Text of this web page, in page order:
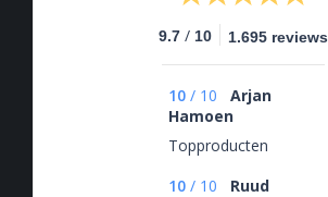
9.7 / 10 1.695 reviews
10 / 10
Arjan
Hamoen
Topproducten
10 / 10
Ruud